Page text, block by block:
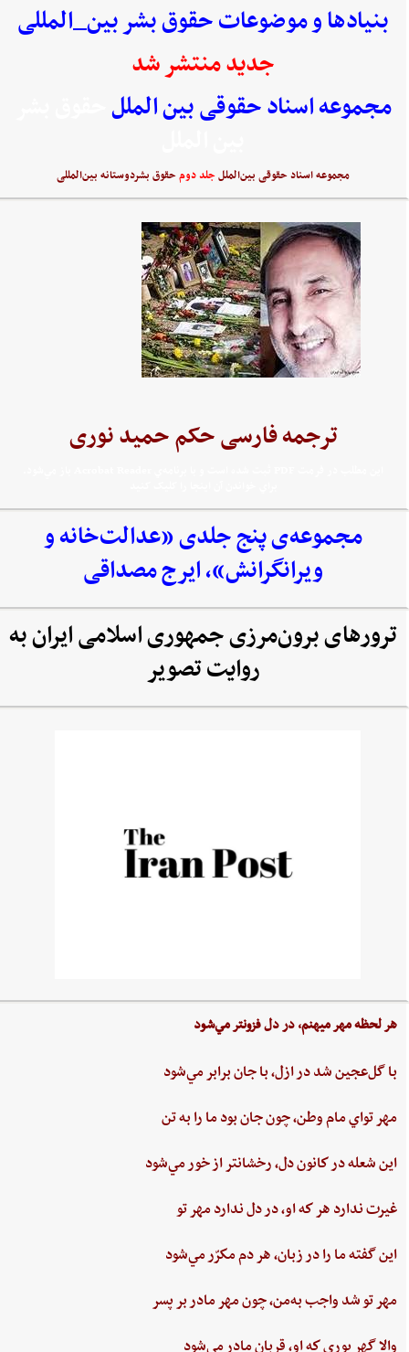
بنیادها و موضوعات حقوق بشر بین_المللی
جدید منتشر شد
مجموعه اسناد حقوقی بین الملل
مجموعه اسناد حقوقی بین‌المللجلد دومحقوق بشردوستانه بین‌المللی
ترجمه فارسی حکم حمید نوری
مجموعه‌‌ی پنج جلدی «عدالت‌خانه و
ویرانگرانش»، ایرج مصداقی
ترورهای برون‌مرزی جمهوری اسلامی ایران به
روایت تصویر
هر لحظه‌ مهر ميهنم،‌ در دل‌ فزونتر مي‌شود
با گل‌عجين‌ شد در ازل،‌ با جان‌ برابر مي‌شود
مهر تواي ‌مام ‌وطن،‌ چون‌ جان‌ بود ما را به‌ تن
اين ‌شعله ‌در كانون ‌دل، ‌رخشانتر از خور مي‌شود
غيرت‌ ندارد هر كه او، در دل‌ ندارد مهر تو
اين‌ گفته‌ ما را در زبان، هر دم‌ مكرّر مي‌شود
مهر تو شد واجب‌ به‌من،‌ چون‌ مهر مادر بر پسر
والا گهر پوري‌ كه او، قربان مادر مي‌شود